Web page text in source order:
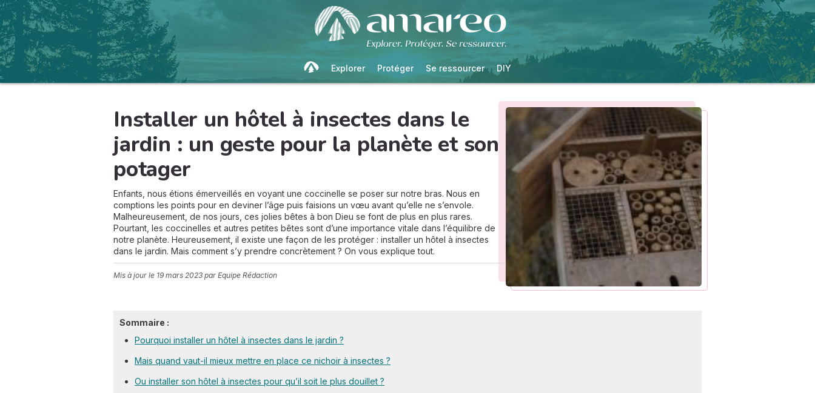
Explorer Protéger Se ressourcer DIY
Installer un hôtel à insectes dans le
jardin : un geste pour la planète et son
potager
Enfants, nous étions émerveillés en voyant une coccinelle se poser sur notre bras. Nous en
comptions les points pour en deviner l’âge puis faisions un vœu avant qu’elle ne s’envole.
Malheureusement, de nos jours, ces jolies bêtes à bon Dieu se font de plus en plus rares.
Pourtant, les coccinelles et autres petites bêtes sont d’une importance vitale dans l’équilibre de
notre planète. Heureusement, il existe une façon de les protéger : installer un hôtel à insectes
dans le jardin. Mais comment s’y prendre concrètement ? On vous explique tout.
Mis à jour le 19 mars 2023 par Equipe Rédaction
Sommaire :
Pourquoi installer un hôtel à insectes dans le jardin ?
Mais quand vaut-il mieux mettre en place ce nichoir à insectes ?
Ou installer son hôtel à insectes pour qu’il soit le plus douillet ?